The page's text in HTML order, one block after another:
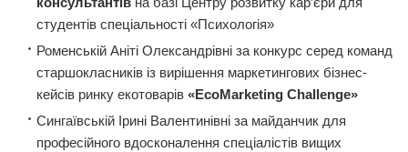
студентів спеціальності «Психологія»
Роменській Аніті Олександрівні за конкурс серед команд
старшокласників із вирiшення маркетингових бiзнес-
кейсiв ринку екотоварів «EcoMarketing Challenge»
Сингаївській Ірині Валентинівні за майданчик для
професійного вдосконалення спеціалістів вищих